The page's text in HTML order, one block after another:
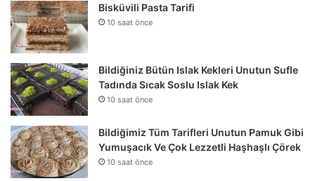
Bisküvili Pasta Tarifi
10 saat önce
Bildiğiniz Bütün Islak Kekleri Unutun Sufle
Tadında Sıcak Soslu Islak Kek
10 saat önce
Bildiğimiz Tüm Tarifleri Unutun Pamuk Gibi
Yumuşacık Ve Çok Lezzetli Haşhaşlı Çörek
10 saat önce